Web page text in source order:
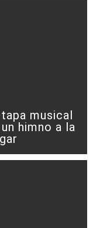
musical
himno a la